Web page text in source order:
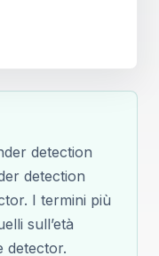
detection
detection
I termini più
sull’età
detector.